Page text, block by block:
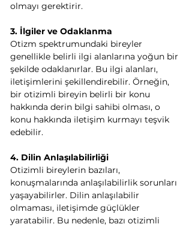
olmayı gerektirir.
3. İlgiler ve Odaklanma
Otizm spektrumundaki bireyler
genellikle belirli ilgi alanlarına yoğun bir
şekilde odaklanırlar. Bu ilgi alanları,
iletişimlerini şekillendirebilir. Örneğin,
bir otizimli bireyin belirli bir konu
hakkında derin bilgi sahibi olması, o
konu hakkında iletişim kurmayı teşvik
edebilir.
4. Dilin Anlaşılabilirliği
Otizimli bireylerin bazıları,
konuşmalarında anlaşılabilirlik sorunları
yaşayabilirler. Dilin anlaşılabilir
olmaması, iletişimde güçlükler
yaratabilir. Bu nedenle, bazı otizimli